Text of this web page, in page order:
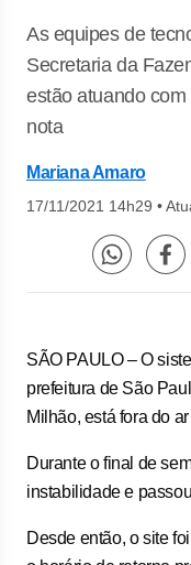
As equipes de
Secretaria da
estão atuando
nota
Mariana Amaro
17/11/2021 14h29 •
SÃO PAULO – O
prefeitura de São
Milhão, está fora do
Durante o final de
instabilidade e
Desde então, o site